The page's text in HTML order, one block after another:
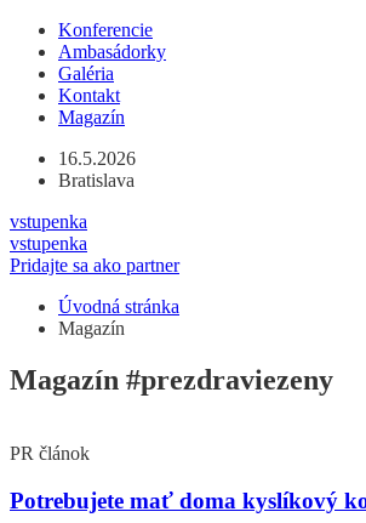
Konferencie
Ambasádorky
Galéria
Kontakt
Magazín
16.5.2026
Bratislava
vstupenka
vstupenka
Pridajte sa ako partner
Úvodná stránka
Magazín
Magazín #prezdraviezeny
PR článok
Potrebujete mať doma kyslíkový